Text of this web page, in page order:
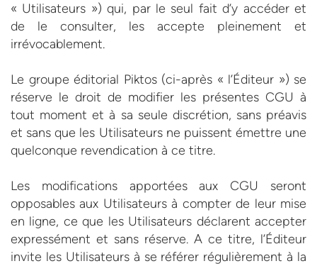
« Utilisateurs ») qui, par le seul fait d’y accéder et
de le consulter, les accepte pleinement et
irrévocablement.
Le groupe éditorial Piktos (ci-après « l’Éditeur ») se
réserve le droit de modifier les présentes CGU à
tout moment et à sa seule discrétion, sans préavis
et sans que les Utilisateurs ne puissent émettre une
quelconque revendication à ce titre.
Les modifications apportées aux CGU seront
opposables aux Utilisateurs à compter de leur mise
en ligne, ce que les Utilisateurs déclarent accepter
expressément et sans réserve. A ce titre, l’Éditeur
invite les Utilisateurs à se référer régulièrement à la